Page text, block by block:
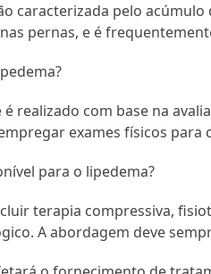
caracterizada pelo
pernas, e é
realizado com base na
exames físicos para
para o lipedema?
terapia compressiva,
A abordagem deve